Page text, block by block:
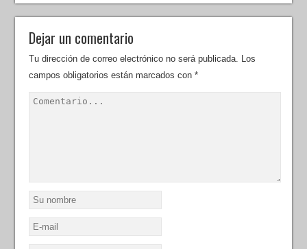
Dejar un comentario
Tu dirección de correo electrónico no será publicada. Los
campos obligatorios están marcados con*